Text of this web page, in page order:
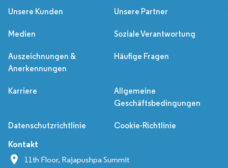
Unsere Kunden Unsere Partner
Medien Soziale Verantwortung
Auszeichnungen &
Anerkennungen
Häufige Fragen
Karriere
Allgemeine
Geschäftsbedingungen
Datenschutzrichtlinie Cookie-Richtlinie
Kontakt
11th Floor, Rajapushpa Summit